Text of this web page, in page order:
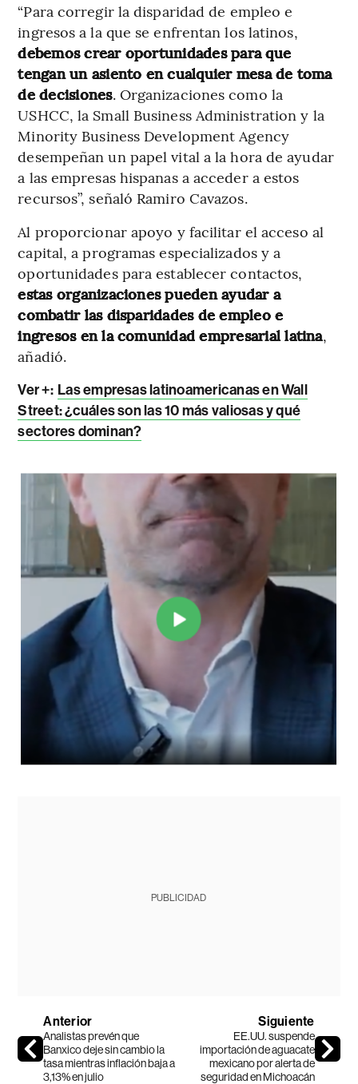
“Para corregir la disparidad de empleo e
ingresos a la que se enfrentan los latinos,
debemos crear oportunidades para que
tengan un asiento en cualquier mesa de toma
de decisiones. Organizaciones como la
USHCC, la Small Business Administration y la
Minority Business Development Agency
desempeñan un papel vital a la hora de ayudar
a las empresas hispanas a acceder a estos
recursos”, señaló Ramiro Cavazos.
Al proporcionar apoyo y facilitar el acceso al
capital, a programas especializados y a
oportunidades para establecer contactos,
estas organizaciones pueden ayudar a
combatir las disparidades de empleo e
ingresos en la comunidad empresarial latina,
añadió.
Ver +: Las empresas latinoamericanas en Wall
Street: ¿cuáles son las 10 más valiosas y qué
sectores dominan?
PUBLICIDAD
Anterior
Analistas prevén que
Banxico deje sin cambio la
tasa mientras inflación baja a
3,13% en julio
Siguiente
EE.UU. suspende
importación de aguacate
mexicano por alerta de
seguridad en Michoacán